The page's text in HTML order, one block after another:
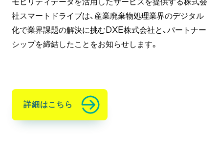
モビリティデータを活用したサービスを提供する株式会
社スマートドライブは、産業廃棄物処理業界のデジタル
化で業界課題の解決に挑むDXE株式会社と、パートナー
シップを締結したことをお知らせします。
詳細はこちら